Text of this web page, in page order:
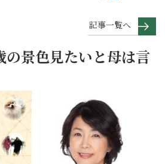
記事一覧へ
の景色見たいと母は言